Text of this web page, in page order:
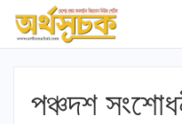
পঞ্চদশ